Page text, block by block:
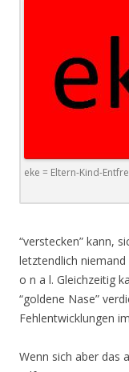
eke = Eltern-Kind-
“verstecken” kann,
letztendlich
o n a l. Gleichzeitig
“goldene Nase”
Fehlentwicklungen
Wenn sich aber das